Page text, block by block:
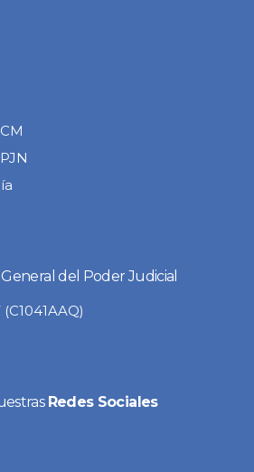
del Poder Judicial
Redes Sociales